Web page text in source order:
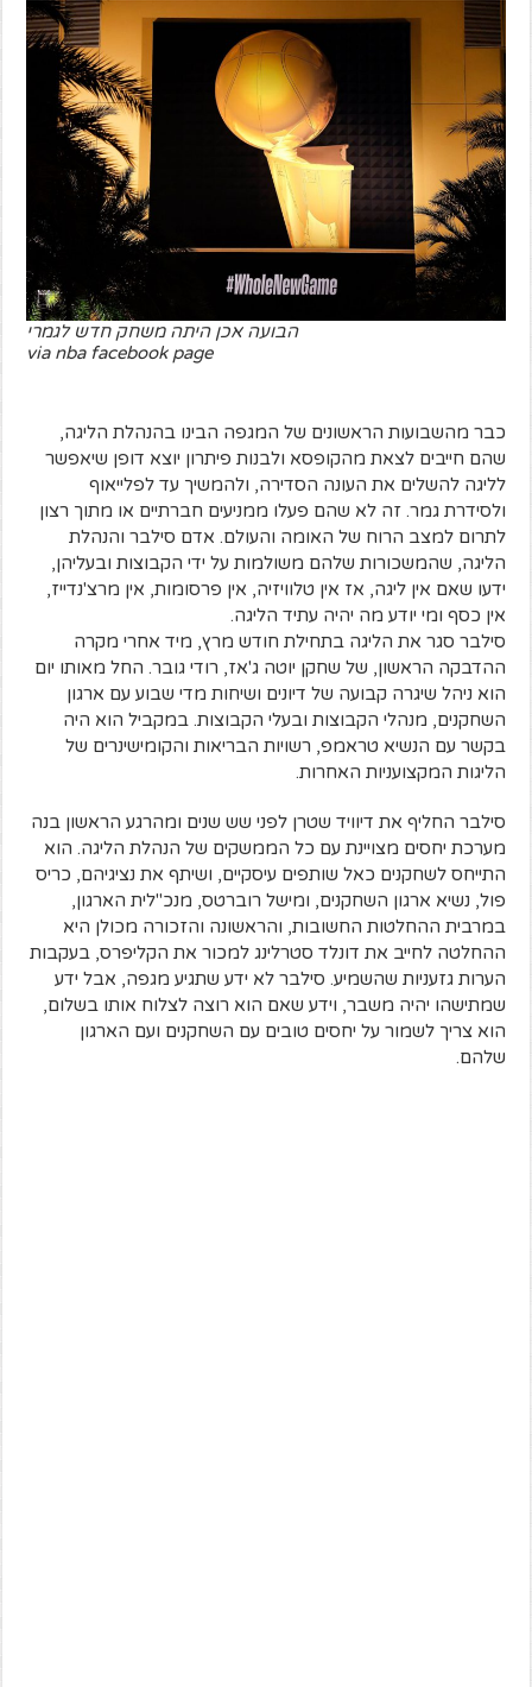
הבועה אכן היתה משחק חדש לגמרי
via nba facebook page
כבר מהשבועות הראשונים של המגפה הבינו בהנהלת הליגה,
שהם חייבים לצאת מהקופסא ולבנות פיתרון יוצא דופן שיאפשר
לליגה להשלים את העונה הסדירה, ולהמשיך עד לפלייאוף
ולסידרת גמר. זה לא שהם פעלו ממניעים חברתיים או מתוך רצון
לתרום למצב הרוח של האומה והעולם. אדם סילבר והנהלת
הליגה, שהמשכורות שלהם משולמות על ידי הקבוצות ובעליהן,
ידעו שאם אין ליגה, אז אין טלוויזיה, אין פרסומות, אין מרצ'נדייז,
אין כסף ומי יודע מה יהיה עתיד הליגה.
סילבר סגר את הליגה בתחילת חודש מרץ, מיד אחרי מקרה
ההדבקה הראשון, של שחקן יוטה ג'אז, רודי גובר. החל מאותו יום
הוא ניהל שיגרה קבועה של דיונים ושיחות מדי שבוע עם ארגון
השחקנים, מנהלי הקבוצות ובעלי הקבוצות. במקביל הוא היה
בקשר עם הנשיא טראמפ, רשויות הבריאות והקומישינרים של
הליגות המקצועניות האחרות.
סילבר החליף את דיוויד שטרן לפני שש שנים ומהרגע הראשון בנה
מערכת יחסים מצויינת עם כל הממשקים של הנהלת הליגה. הוא
התייחס לשחקנים כאל שותפים עיסקיים, ושיתף את נציגיהם, כריס
פול, נשיא ארגון השחקנים, ומישל רוברטס, מנכ"לית הארגון,
במרבית ההחלטות החשובות, והראשונה והזכורה מכולן היא
ההחלטה לחייב את דונלד סטרלינג למכור את הקליפרס, בעקבות
הערות גזעניות שהשמיע. סילבר לא ידע שתגיע מגפה, אבל ידע
שמתישהו יהיה משבר, וידע שאם הוא רוצה לצלוח אותו בשלום,
הוא צריך לשמור על יחסים טובים עם השחקנים ועם הארגון
שלהם.